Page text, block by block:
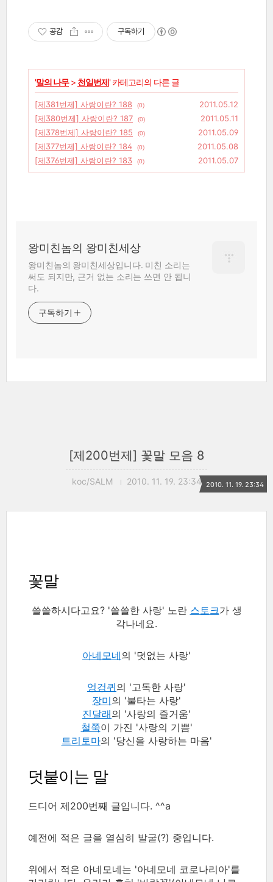
공감 구독하기
'말의 나무> 천일번제' 카테고리의 다른 글
[제381번제] 사랑이란? 188 (0)
2011.05.12
[제380번제] 사랑이란? 187
(0)
2011.05.11
[제378번제] 사랑이란? 185
(0)
2011.05.09
[제377번제] 사랑이란? 184
(0)
2011.05.08
[제376번제] 사랑이란? 183
(0) 2011.05.07
왕미친놈의 왕미친세상
왕미친놈의 왕미친세상입니다. 미친 소리는
써도 되지만, 근거 없는 소리는 쓰면 안 됩니
다.
구독하기
[제200번제] 꽃말 모음 8
koc/SALM 2010. 11. 19. 23:34 2010. 11. 19. 23:34
꽃말
쓸쓸하시다고요? '쓸쓸한 사랑' 노란 스토크가 생
각나네요.
아네모네의 '덧없는 사랑'
엉겅퀴의 '고독한 사랑'
장미의 '불타는 사랑'
진달래의 '사랑의 즐거움'
철쭉이 가진 '사랑의 기쁨'
트리토마의 '당신을 사랑하는 마음'
덧붙이는 말
드디어 제200번째 글입니다. ^^a
예전에 적은 글을 열심히 발굴(?) 중입니다.
위에서 적은 아네모네는 '아네모네 코로나리아'를